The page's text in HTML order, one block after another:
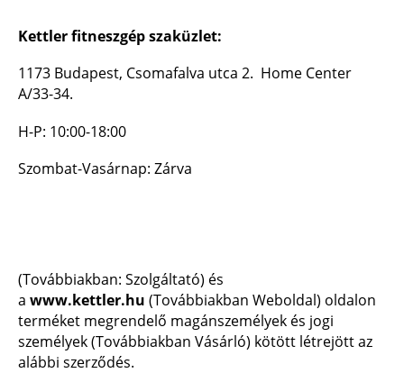
Kettler fitneszgép szaküzlet:
1173 Budapest, Csomafalva utca 2. Home Center
A/33-34.
H-P: 10:00-18:00
Szombat-Vasárnap: Zárva
(Továbbiakban: Szolgáltató) és
a www.kettler.hu (Továbbiakban Weboldal) oldalon
terméket megrendelő magánszemélyek és jogi
személyek (Továbbiakban Vásárló) kötött létrejött az
alábbi szerződés.